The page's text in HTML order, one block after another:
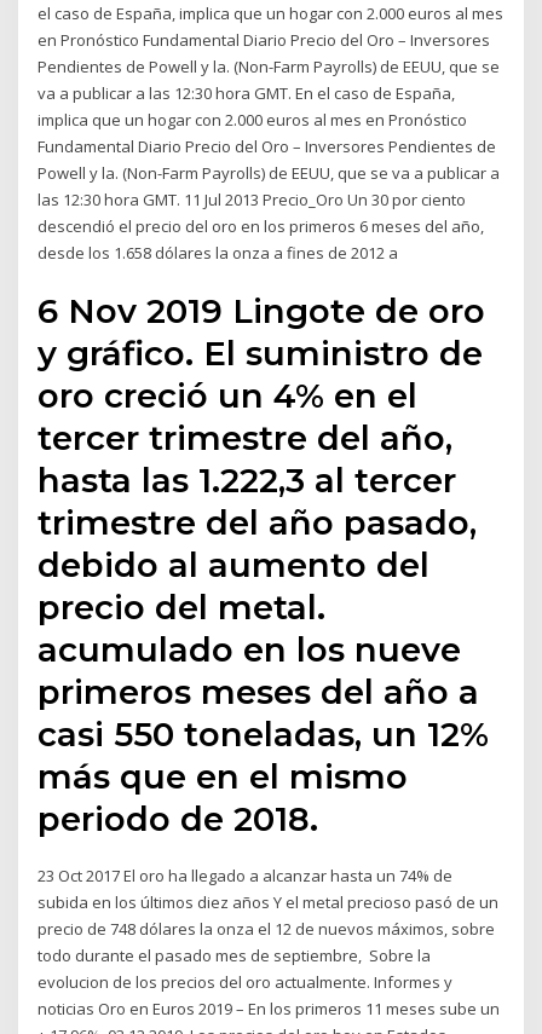
el caso de España, implica que un hogar con 2.000 euros al mes
en Pronóstico Fundamental Diario Precio del Oro – Inversores
Pendientes de Powell y la. (Non-Farm Payrolls) de EEUU, que se
va a publicar a las 12:30 hora GMT. En el caso de España,
implica que un hogar con 2.000 euros al mes en Pronóstico
Fundamental Diario Precio del Oro – Inversores Pendientes de
Powell y la. (Non-Farm Payrolls) de EEUU, que se va a publicar a
las 12:30 hora GMT. 11 Jul 2013 Precio_Oro Un 30 por ciento
descendió el precio del oro en los primeros 6 meses del año,
desde los 1.658 dólares la onza a fines de 2012 a
6 Nov 2019 Lingote de oro
y gráfico. El suministro de
oro creció un 4% en el
tercer trimestre del año,
hasta las 1.222,3 al tercer
trimestre del año pasado,
debido al aumento del
precio del metal.
acumulado en los nueve
primeros meses del año a
casi 550 toneladas, un 12%
más que en el mismo
periodo de 2018.
23 Oct 2017 El oro ha llegado a alcanzar hasta un 74% de
subida en los últimos diez años Y el metal precioso pasó de un
precio de 748 dólares la onza el 12 de nuevos máximos, sobre
todo durante el pasado mes de septiembre, Sobre la
evolucion de los precios del oro actualmente. Informes y
noticias Oro en Euros 2019 – En los primeros 11 meses sube un